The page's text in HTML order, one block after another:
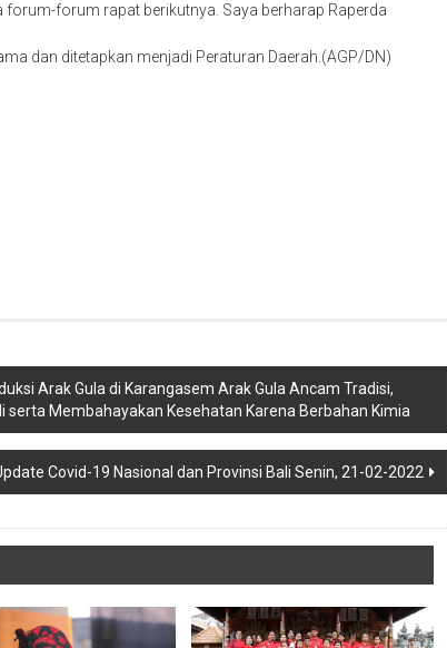
forum rapat berikutnya. Saya berharap Raperda
dan ditetapkan menjadi Peraturan Daerah.(AGP/DN)
Arak Gula di Karangasem Arak Gula Ancam Tradisi,
serta Membahayakan Kesehatan Karena Berbahan Kimia
Covid-19 Nasional dan Provinsi Bali Senin, 21-02-2022